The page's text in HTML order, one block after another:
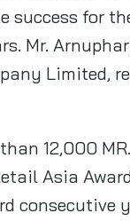
success for
Mr.
Limited,
12,000
Asia
consecutive